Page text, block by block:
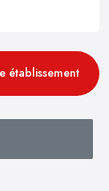
établissement